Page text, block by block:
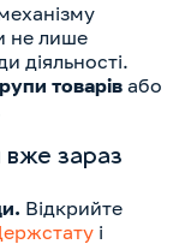
не лише
діяльності.
товарів або
вже зараз
Відкрийте
і